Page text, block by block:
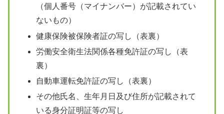
（個人番号（マイナンバー）が記載されてい
ないもの）
健康保険被保険者証の写し（表裏）
労働安全衛生法関係各種免許証の写し（表
裏）
自動車運転免許証の写し（表裏）
その他氏名、生年月日及び住所が記載されて
いる身分証明証等の写し